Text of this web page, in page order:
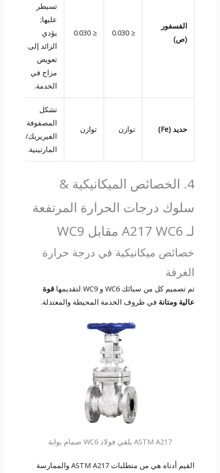
الفسفور
(ص)
≤ 0.030
≤ 0.030
تسيطر
عليها;
يؤدي
الزائد إلى
تعويض
مزاج في
الخدمة.
حديد (Fe) توازن توازن
تشكل
المصفوفة
الفيريريك/
المارتينية.
4. الخصائص الميكانيكية &
سلوك درجات الحرارة المرتفعة
لـ A217 WC6 مقابل WC9
خصائص ميكانيكية في درجة حرارة
الغرفة
تم تصميم كل من سبائك WC6 و WC9 لتقديمها
قوة
عالية ومتانة في ظروف الخدمة المحيطة والمعتدلة.
ASTM A217 يلقي فولاذ WC6 صمام بوابة
القيم أدناه هي من متطلبات ASTM A217 والممارسة